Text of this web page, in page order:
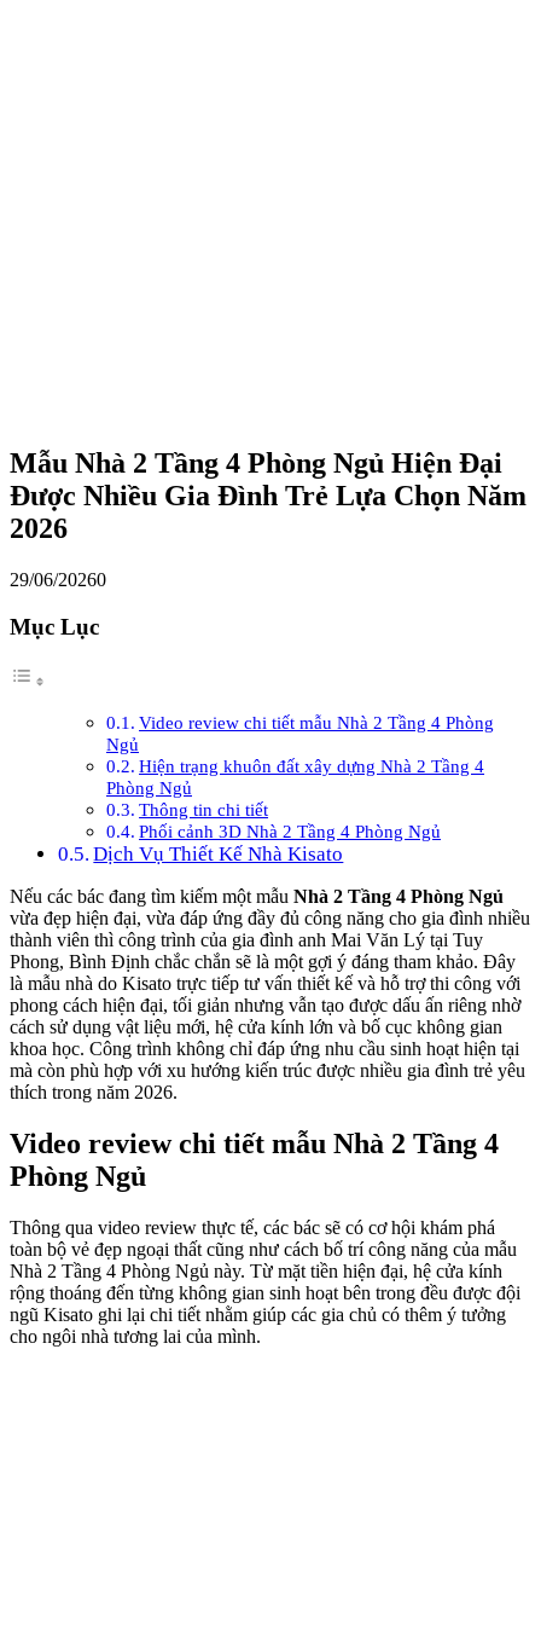
Mẫu Nhà 2 Tầng 4 Phòng Ngủ Hiện Đại
Được Nhiều Gia Đình Trẻ Lựa Chọn Năm
2026
29/06/20260
Mục Lục
Video review chi tiết mẫu Nhà 2 Tầng 4 Phòng
Ngủ
Hiện trạng khuôn đất xây dựng Nhà 2 Tầng 4
Phòng Ngủ
Thông tin chi tiết
Phối cảnh 3D Nhà 2 Tầng 4 Phòng Ngủ
Dịch Vụ Thiết Kế Nhà Kisato
Nếu các bác đang tìm kiếm một mẫu Nhà 2 Tầng 4 Phòng Ngủ
vừa đẹp hiện đại, vừa đáp ứng đầy đủ công năng cho gia đình nhiều
thành viên thì công trình của gia đình anh Mai Văn Lý tại Tuy
Phong, Bình Định chắc chắn sẽ là một gợi ý đáng tham khảo. Đây
là mẫu nhà do Kisato trực tiếp tư vấn thiết kế và hỗ trợ thi công với
phong cách hiện đại, tối giản nhưng vẫn tạo được dấu ấn riêng nhờ
cách sử dụng vật liệu mới, hệ cửa kính lớn và bố cục không gian
khoa học. Công trình không chỉ đáp ứng nhu cầu sinh hoạt hiện tại
mà còn phù hợp với xu hướng kiến trúc được nhiều gia đình trẻ yêu
thích trong năm 2026.
Video review chi tiết mẫu Nhà 2 Tầng 4
Phòng Ngủ
Thông qua video review thực tế, các bác sẽ có cơ hội khám phá
toàn bộ vẻ đẹp ngoại thất cũng như cách bố trí công năng của mẫu
Nhà 2 Tầng 4 Phòng Ngủ này. Từ mặt tiền hiện đại, hệ cửa kính
rộng thoáng đến từng không gian sinh hoạt bên trong đều được đội
ngũ Kisato ghi lại chi tiết nhằm giúp các gia chủ có thêm ý tưởng
cho ngôi nhà tương lai của mình.